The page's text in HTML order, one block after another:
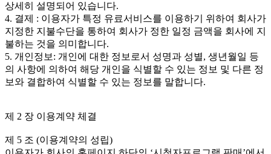
상세히 설명되어 있습니다.
4. 결제 : 이용자가 특정 유료서비스를 이용하기 위하여 회사가
지정한 지불수단을 통하여 회사가 정한 일정 금액을 회사에 지
불하는 것을 의미합니다.
5. 개인정보: 개인에 대한 정보로서 성명과 성별, 생년월일 등
의 사항에 의하여 해당 개인을 식별할 수 있는 정보 및 다른 정
보와 결합하여 식별할 수 있는 정보를 말합니다.
제 2 장 이용계약 체결
제 5 조 (이용계약의 성립)